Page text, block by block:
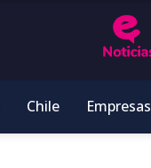
Chile Empresas